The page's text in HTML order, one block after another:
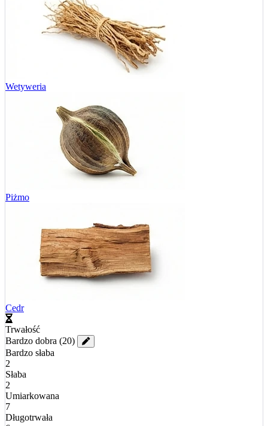
Wetyweria
Piżmo
Cedr
Trwałość
Bardzo dobra (20)
Bardzo słaba
2
Słaba
2
Umiarkowana
7
Długotrwała